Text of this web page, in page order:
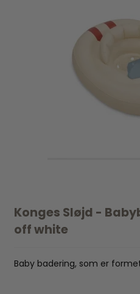
Konges Sløjd -
off white
Baby badering, som er